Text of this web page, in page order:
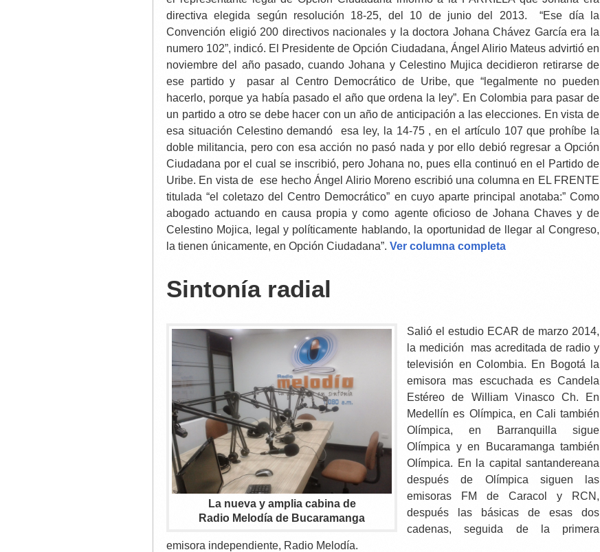
directiva elegida según resolución 18-25, del 10 de junio del 2013. “Ese día la
Convención eligió 200 directivos nacionales y la doctora Johana Chávez García era la
numero 102”, indicó. El Presidente de Opción Ciudadana, Ángel Alirio Mateus advirtió en
noviembre del año pasado, cuando Johana y Celestino Mujica decidieron retirarse de
ese partido y pasar al Centro Democrático de Uribe, que “legalmente no pueden
hacerlo, porque ya había pasado el año que ordena la ley”. En Colombia para pasar de
un partido a otro se debe hacer con un año de anticipación a las elecciones. En vista de
esa situación Celestino demandó esa ley, la 14-75 , en el artículo 107 que prohíbe la
doble militancia, pero con esa acción no pasó nada y por ello debió regresar a Opción
Ciudadana por el cual se inscribió, pero Johana no, pues ella continuó en el Partido de
Uribe. En vista de ese hecho Ángel Alirio Moreno escribió una columna en EL FRENTE
titulada “el coletazo del Centro Democrático” en cuyo aparte principal anotaba:”Como
abogado actuando en causa propia y como agente oficioso de Johana Chaves y de
Celestino Mojica, legal y políticamente hablando, la oportunidad de llegar al Congreso,
la tienen únicamente, en Opción Ciudadana”. Ver columna completa
Sintonía radial
La nueva y amplia cabina de
Radio Melodía de Bucaramanga
Salió el estudio ECAR de marzo 2014,
la medición mas acreditada de radio y
televisión en Colombia. En Bogotá la
emisora mas escuchada es Candela
Estéreo de William Vinasco Ch. En
Medellín es Olímpica, en Cali también
Olímpica, en Barranquilla sigue
Olímpica y en Bucaramanga también
Olímpica. En la capital santandereana
después de Olímpica siguen las
emisoras FM de Caracol y RCN,
después las básicas de esas dos
cadenas, seguida de la primera
emisora independiente, Radio Melodía.